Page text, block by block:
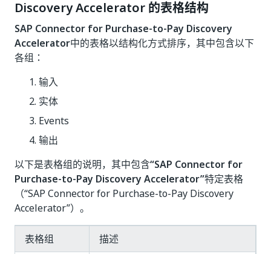
Discovery Accelerator 的表格结构
SAP Connector for Purchase-to-Pay Discovery
Accelerator中的表格以结构化方式排序，其中包含以下
各组：
输入
实体
Events
输出
以下是表格组的说明，其中包含“SAP Connector for
Purchase-to-Pay Discovery Accelerator”特定表格
（“SAP Connector for Purchase-to-Pay Discovery
Accelerator”）。
表格组 描述